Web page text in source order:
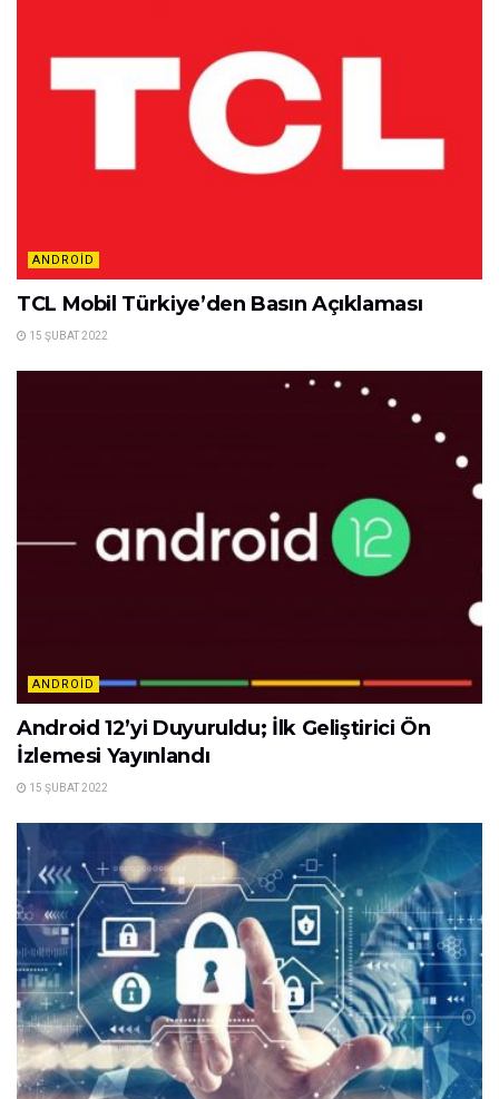
ANDROID
TCL Mobil Türkiye’den Basın Açıklaması
15 ŞUBAT 2022
ANDROID
Android 12’yi Duyuruldu; İlk Geliştirici Ön
İzlemesi Yayınlandı
15 ŞUBAT 2022